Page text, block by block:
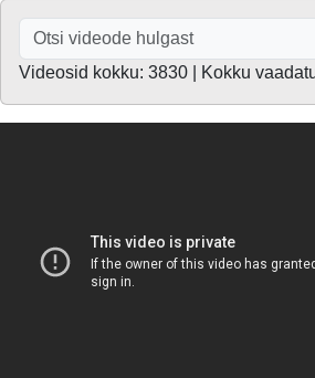
Videosid kokku: 3830 | Kokku